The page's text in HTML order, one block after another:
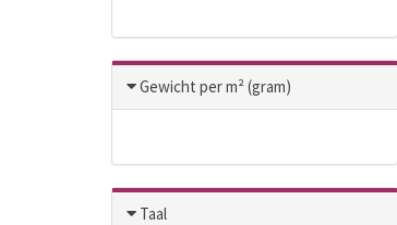
Gewicht per m² (gram)
Taal